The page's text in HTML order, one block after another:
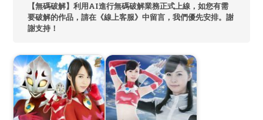
【無碼破解】利用AI進行無碼破解業務正式上線，如您有需
要破解的作品，請在《線上客服》中留言，我們優先安排。謝
謝支持！